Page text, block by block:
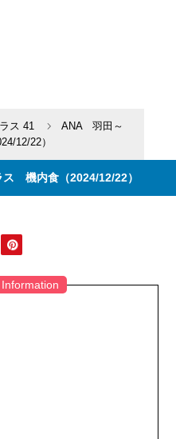
ス 41
ANA 羽田～
12/22）
機内食（2024/12/22）